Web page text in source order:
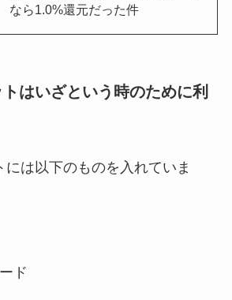
なら1.0%還元だった件
はいざという時のために利
には以下のものを入れていま
ド